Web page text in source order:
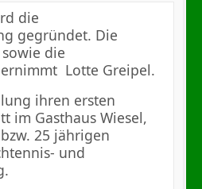
die
gegründet. Die
die
Lotte Greipel.
ihren ersten
im Gasthaus Wiesel,
25 jährigen
und